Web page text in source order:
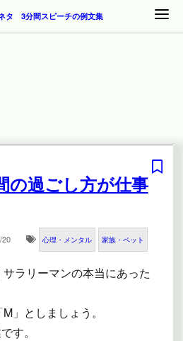
タ 3分間スピーチの例文集
の過ごし方が仕事
20 心理・メンタル 家族・ペット
ラリーマンの本当にあった
」としましょう。
す。